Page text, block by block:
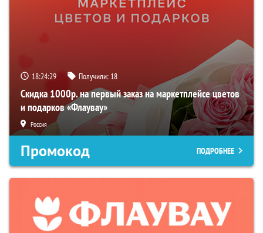
18:24:28 Получили: 18
Скидка 1000р. на первый заказ на маркетплейсе цветов
и подарков «Флаувау»
Россия
Промокод ПОДРОБНЕЕ